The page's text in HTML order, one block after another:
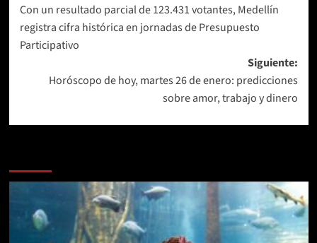
de
entradas
Con un resultado parcial de 123.431 votantes, Medellín
registra cifra histórica en jornadas de Presupuesto
Participativo
Siguiente:
Horóscopo de hoy, martes 26 de enero: predicciones
sobre amor, trabajo y dinero